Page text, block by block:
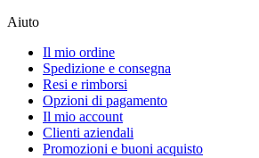
Aiuto
Il mio ordine
Spedizione e consegna
Resi e rimborsi
Opzioni di pagamento
Il mio account
Clienti aziendali
Promozioni e buoni acquisto